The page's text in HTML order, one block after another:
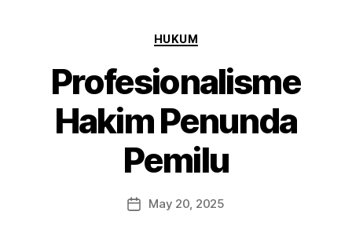
HUKUM
Profesionalisme
Hakim Penunda
Pemilu
May 20, 2025